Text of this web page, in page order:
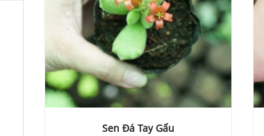
Sen Đá Tay Gấu